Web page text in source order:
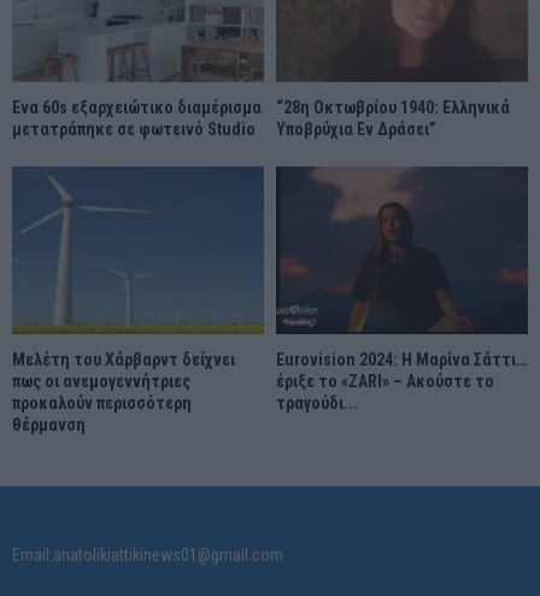
Ένα 60s εξαρχειώτικο διαμέρισμα
μετατράπηκε σε φωτεινό Studio
“28η Οκτωβρίου 1940: Ελληνικά
Υποβρύχια Εν Δράσει”
Μελέτη του Χάρβαρντ δείχνει
πως οι ανεμογεννήτριες
προκαλούν περισσότερη
θέρμανση
Eurovision 2024: Η Μαρίνα Σάττι…
έριξε το «ZARI» – Ακούστε το
τραγούδι...
Email:anatolikiattikinews01@gmail.com